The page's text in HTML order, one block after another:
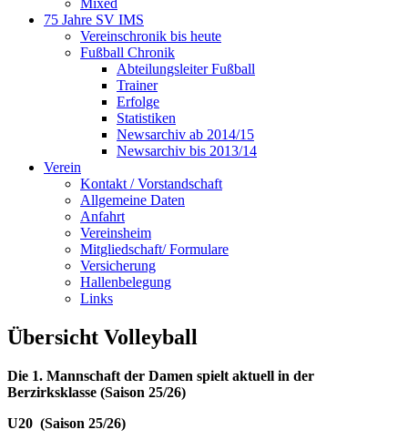
Mixed
75 Jahre SV IMS
Vereinschronik bis heute
Fußball Chronik
Abteilungsleiter Fußball
Trainer
Erfolge
Statistiken
Newsarchiv ab 2014/15
Newsarchiv bis 2013/14
Verein
Kontakt / Vorstandschaft
Allgemeine Daten
Anfahrt
Vereinsheim
Mitgliedschaft/ Formulare
Versicherung
Hallenbelegung
Links
Übersicht Volleyball
Die 1. Mannschaft der Damen spielt aktuell in der
Berzirksklasse (Saison 25/26)
U20 (Saison 25/26)